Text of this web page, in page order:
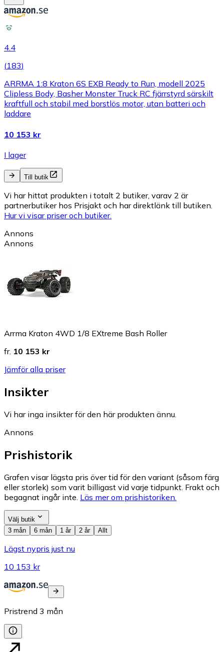
4.4
(183)
ARRMA 1:8 Kraton 6S EXB Ready to Run, modell 2025
Clipless Body, Basher Monster Truck RC fjärrstyrd särskilt
kraftfull och stabil med borstlös motor, utan batteri och
laddare
10 153 kr
I lager
Till butik
Vi har hittat produkten i totalt 2 butiker, varav 2 är
partnerbutiker hos Prisjakt och har direktlänk till butiken.
Hur vi visar priser och butiker.
Annons
Annons
Arrma Kraton 4WD 1/8 EXtreme Bash Roller
fr. 10 153 kr
Jämför alla priser
Insikter
Vi har inga insikter för den här produkten ännu.
Annons
Prishistorik
Grafen visar lägsta pris över tid för den variant (såsom färg
eller storlek) som varit billigast vid varje tidpunkt. Frakt och
begagnat ingår inte. Läs mer om prishistoriken.
Välj butik
3 mån
6 mån 1 år 2 år Allt
Lägst nypris just nu
10 153 kr
Pristrend 3 mån